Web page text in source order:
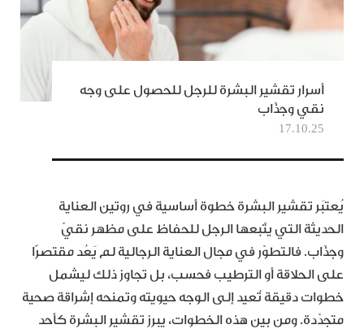
أسرار تقشير البشرة للرجل للحصول على وجه
نقي وجذّاب
17.10.25
يُعتبَر تقشير البشرة خطوة أساسية في روتين العناية
الحديثة التي يتّبعها الرجل للحفاظ على مظهر نقيّ
وجذّاب. فالتطوّر في مجال العناية الرجالية لم يَعُد مقتصرًا
على الحلاقة أو الترطيب فحسب، بل تجاوز ذلك ليشمل
خطوات دقيقة تُعيد إلى الوجه حيويته وتمنحه إشراقة صحية
متجدّدة. ومن بين هذه الخطوات، يبرز تقشير البشرة كأحد